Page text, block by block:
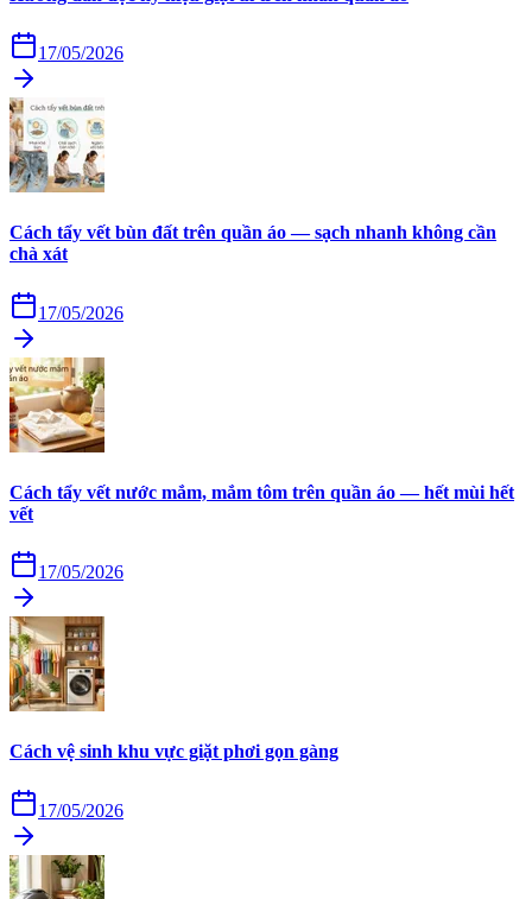
17/05/2026
Cách tẩy vết bùn đất trên quần áo — sạch nhanh không cần
chà xát
17/05/2026
Cách tẩy vết nước mắm, mắm tôm trên quần áo — hết mùi hết
vết
17/05/2026
Cách vệ sinh khu vực giặt phơi gọn gàng
17/05/2026